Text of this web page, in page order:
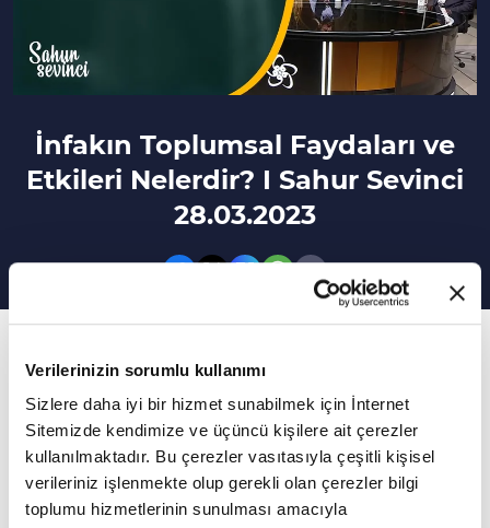
Verilerinizin sorumlu kullanımı
Sizlere daha iyi bir hizmet sunabilmek için İnternet
Sitemizde kendimize ve üçüncü kişilere ait çerezler
kullanılmaktadır. Bu çerezler vasıtasıyla çeşitli kişisel
verileriniz işlenmekte olup gerekli olan çerezler bilgi
toplumu hizmetlerinin sunulması amacıyla
İnfakın Toplumsal Faydaları ve
Etkileri Nelerdir? I Sahur Sevinci
28.03.2023
İnfak ederken dikkat edilmesi gereken hususlar
neler?
Rahmet ve mağfiret ayı Ramazan-ı Şerif
evlerimize huzur ve bereket ile geldi. Bu huzuru